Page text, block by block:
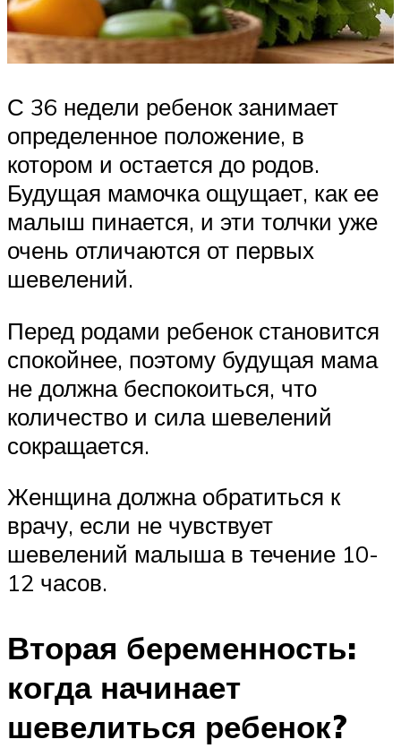
С 36 недели ребенок занимает
определенное положение, в
котором и остается до родов.
Будущая мамочка ощущает, как ее
малыш пинается, и эти толчки уже
очень отличаются от первых
шевелений.
Перед родами ребенок становится
спокойнее, поэтому будущая мама
не должна беспокоиться, что
количество и сила шевелений
сокращается.
Женщина должна обратиться к
врачу, если не чувствует
шевелений малыша в течение 10-
12 часов.
Вторая беременность:
когда начинает
шевелиться ребенок?